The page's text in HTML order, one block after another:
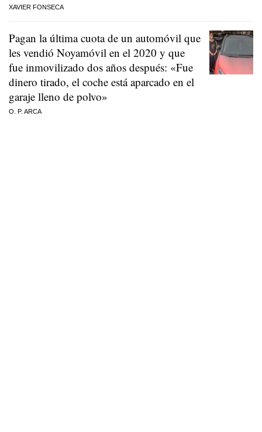
XAVIER FONSECA
Pagan la última cuota de un automóvil que
les vendió Noyamóvil en el 2020 y que
fue inmovilizado dos años después: «Fue
dinero tirado, el coche está aparcado en el
garaje lleno de polvo»
O. P. ARCA